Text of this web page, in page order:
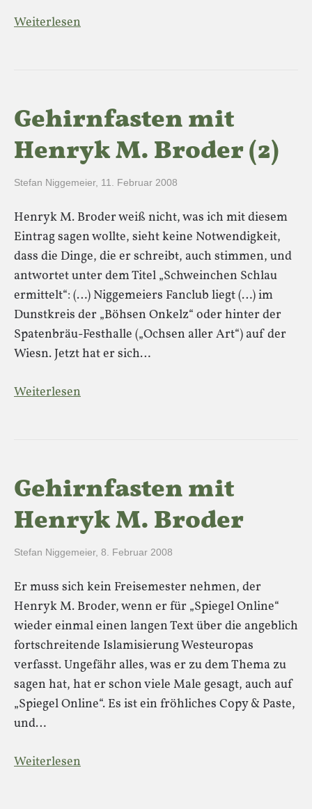
Weiterlesen
Gehirnfasten mit
Henryk M. Broder (2)
Stefan Niggemeier, 11. Februar 2008
Henryk M. Broder weiß nicht, was ich mit diesem
Eintrag sagen wollte, sieht keine Notwendigkeit,
dass die Dinge, die er schreibt, auch stimmen, und
antwortet unter dem Titel „Schweinchen Schlau
ermittelt“: (…) Niggemeiers Fanclub liegt (…) im
Dunstkreis der „Böhsen Onkelz“ oder hinter der
Spatenbräu-Festhalle („Ochsen aller Art“) auf der
Wiesn. Jetzt hat er sich…
Weiterlesen
Gehirnfasten mit
Henryk M. Broder
Stefan Niggemeier, 8. Februar 2008
Er muss sich kein Freisemester nehmen, der
Henryk M. Broder, wenn er für „Spiegel Online“
wieder einmal einen langen Text über die angeblich
fortschreitende Islamisierung Westeuropas
verfasst. Ungefähr alles, was er zu dem Thema zu
sagen hat, hat er schon viele Male gesagt, auch auf
„Spiegel Online“. Es ist ein fröhliches Copy & Paste,
und…
Weiterlesen